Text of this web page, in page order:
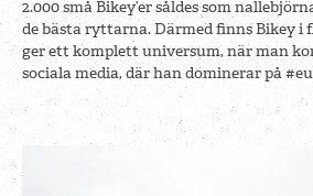
2.000 små Bikey’er såldes som
de bästa ryttarna. Därmed finns Bikey i
ger ett komplett universum, när man
sociala media, där han dominerar på